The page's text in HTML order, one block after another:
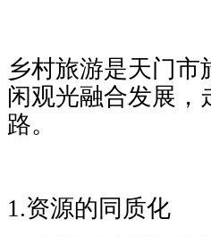
乡村旅游是天门
闲观光融合发展，
路。
1.资源的同质化